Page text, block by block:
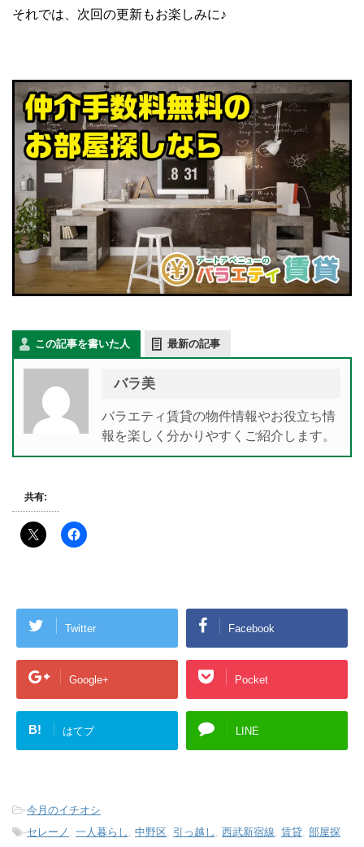
それでは、次回の更新もお楽しみに♪
この記事を書いた人 最新の記事
バラ美
バラエティ賃貸の物件情報やお役立ち情
報を楽しく分かりやすくご紹介します。
共有:
Twitter Facebook
Google+ Pocket
B! はてブ LINE
-今月のイチオシ
-セレーノ , 一人暮らし , 中野区, 引っ越し , 西武新宿線, 賃貸, 部屋探